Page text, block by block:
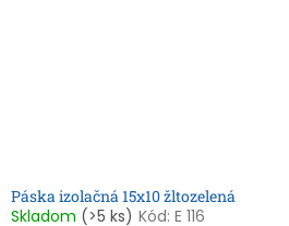
Páska izolačná 15x10 žltozelená
Skladom (>5 ks) Kód: E 116